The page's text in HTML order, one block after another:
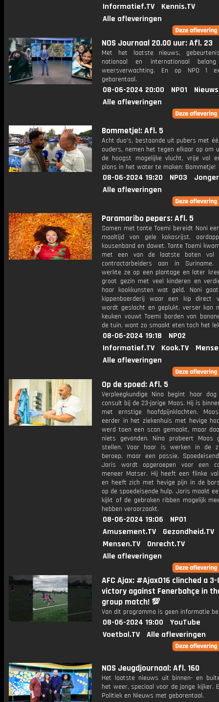
Informatief.TV
Kennis.TV
Alle afleveringen
NOS Journaal 20.00 uur: Afl. 23
Met het laatste nieuws,
nationaal en internationaal
weersverwachting. En op NPO 1
gebarentaal.
08-06-2024 20:00 NPO1
Alle afleveringen
Bommetje!: Afl. 5
Acht duo's, bestaande uit pubers met
ouders, nemen het tegen elkaar op om
de hoogst mogelijke vlucht, vrije val
plons in het water te maken: Bommetje!
08-06-2024 19:20 NPO3
Alle afleveringen
Paramaribo pepers: Afl. 5
Samen met tante Toemi bereidt Noni
maaltijd van gele kokosrijst,
kousenband en dawet. Tante Toemi
met een van de laatste boten vol
contractarbeiders aan in
werkte ze op een plantage en later
groot gezin met veel kinderen en
haar kookkunsten wat geld. Noni
kippenboerderij waar een kip direct
wordt geslacht en geplukt, verser kan
keuken vouwt Toemi borden van
de tuin, want zo smaakt eten toch het
08-06-2024 19:18
NPO2
Informatief.TV
Kook.TV
Alle afleveringen
Op de spoed: Afl. 5
Verpleegkundige Nina begint haar
consult bij de 23-jarige Moos. Hij is
met ernstige hoofdpijnklachten.
eerder in het ziekenhuis met hevige
werd toen een scan gemaakt, maar
niets gevonden. Nina probeert Moos
stellen. Voor haar is werken in de
beroep, maar een passie.
Joris wordt opgeroepen voor een
meneer Matser. Hij heeft een flinke
en heeft zich met hevige pijn in de
op de spoedeisende hulp. Joris maakt
kijkt of de gebroken ribben mogelijk
hebben veroorzaakt.
08-06-2024 19:06
NPO1
Amusement.TV
Gezondheid.TV
Mensen.TV
Onrecht.TV
Alle afleveringen
AFC Ajax: #AjaxO16 clinched a 3-
victory against Fenerbahçe in
group match! 💯
Van dit programma is geen informatie
08-06-2024 19:00
YouTube
Voetbal.TV
Alle afleveringen
NOS Jeugdjournaal: Afl. 160
Het laatste nieuws uit binnen- en
het weer, speciaal voor de jonge kijker.
Politiek en Nieuws met gebarentaal.